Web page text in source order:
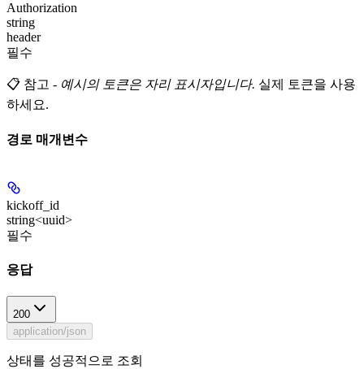
Authorization
string
header
필수
📋 참고 - 예시의 토큰은 자리 표시자입니다. 실제 토큰을 사용
하세요.
경로 매개변수
kickoff_id
string<uuid>
필수
응답
200
application/json
상태를 성공적으로 조회